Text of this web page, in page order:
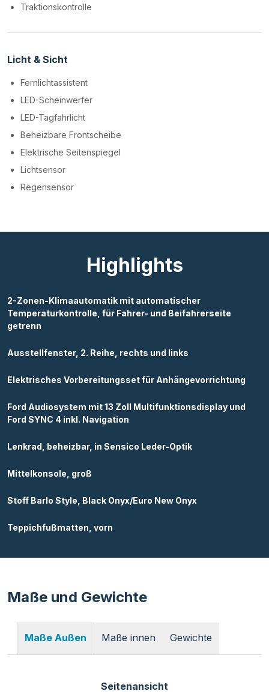
Traktionskontrolle
Licht & Sicht
Fernlichtassistent
LED-Scheinwerfer
LED-Tagfahrlicht
Beheizbare Frontscheibe
Elektrische Seitenspiegel
Lichtsensor
Regensensor
Highlights
2-Zonen-Klimaautomatik mit automatischer
Temperaturkontrolle, für Fahrer- und Beifahrerseite
getrenn
Ausstellfenster, 2. Reihe, rechts und links
Elektrisches Vorbereitungsset für Anhängevorrichtung
Ford Audiosystem mit 13 Zoll Multifunktionsdisplay und
Ford SYNC 4 inkl. Navigation
Lenkrad, beheizbar, in Sensico Leder-Optik
Mittelkonsole, groß
Stoff Barlo Style, Black Onyx/Euro New Onyx
Teppichfußmatten, vorn
Maße und Gewichte
Maße Außen Maße innen Gewichte
Seitenansicht